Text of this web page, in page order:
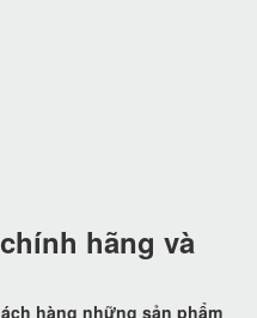
hãng và
hàng những sản phẩm